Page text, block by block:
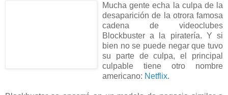
Mucha gente echa la culpa de la
desaparición de la otrora famosa
cadena de videoclubes
Blockbuster a la piratería. Y si
bien no se puede negar que tuvo
su parte de culpa, el principal
culpable tiene otro nombre
americano: Netflix.